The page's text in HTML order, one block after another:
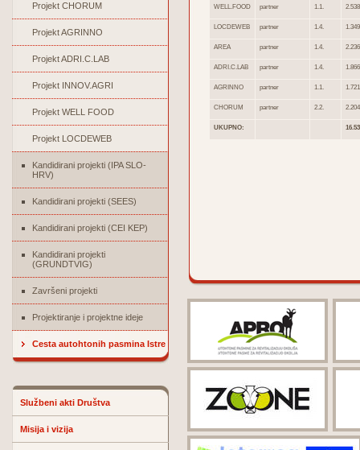
Projekt CHORUM
Projekt AGRINNO
Projekt ADRI.C.LAB
Projekt INNOV.AGRI
Projekt WELL FOOD
Projekt LOCDEWEB
Kandidirani projekti (IPA SLO-
HRV)
Kandidirani projekti (SEES)
Kandidirani projekti (CEI KEP)
Kandidirani projekti
(GRUNDTVIG)
Završeni projekti
Projektiranje i projektne ideje
Cesta autohtonih pasmina Istre
Službeni akti Društva
Misija i vizija
WELL.FOOD partner 1.1.
LOCDEWEB partner 1.4.
AREA partner 1.4.
ADRI.C.LAB partner 1.4.
AGRINNO partner 1.1.
CHORUM partner 2.2.
UKUPNO: